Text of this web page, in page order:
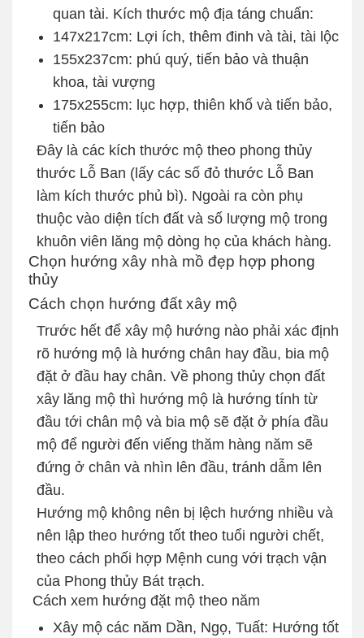
quan tài. Kích thước mộ địa táng chuẩn:
147x217cm: Lợi ích, thêm đinh và tài, tài lộc
155x237cm: phú quý, tiến bảo và thuận
khoa, tài vượng
175x255cm: lục hợp, thiên khố và tiến bảo,
tiến bảo
Đây là các kích thước mộ theo phong thủy
thước Lỗ Ban (lấy các số đỏ thước Lỗ Ban
làm kích thước phủ bì). Ngoài ra còn phụ
thuộc vào diện tích đất và số lượng mộ trong
khuôn viên lăng mộ dòng họ của khách hàng.
Chọn hướng xây nhà mồ đẹp hợp phong
thủy
Cách chọn hướng đất xây mộ
Trước hết để xây mộ hướng nào phải xác định
rõ hướng mộ là hướng chân hay đầu, bia mộ
đặt ở đầu hay chân. Về phong thủy chọn đất
xây lăng mộ thì hướng mộ là hướng tính từ
đầu tới chân mộ và bia mộ sẽ đặt ở phía đầu
mộ để người đến viếng thăm hàng năm sẽ
đứng ở chân và nhìn lên đầu, tránh dẫm lên
đầu.
Hướng mộ không nên bị lệch hướng nhiều và
nên lập theo hướng tốt theo tuổi người chết,
theo cách phối hợp Mệnh cung với trạch vận
của Phong thủy Bát trạch.
Cách xem hướng đặt mộ theo năm
Xây mộ các năm Dần, Ngọ, Tuất: Hướng tốt